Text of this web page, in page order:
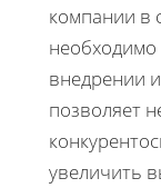
компании в
внедрении
позволяет
увеличить